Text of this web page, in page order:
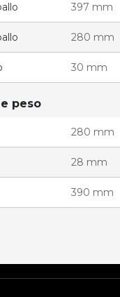
397 mm
280 mm
30 mm
peso
280 mm
28 mm
390 mm